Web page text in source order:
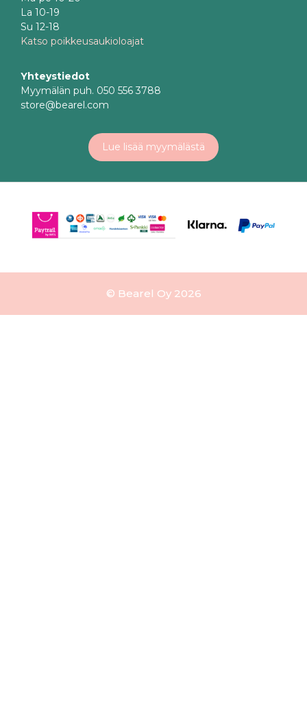
La 10-19
Su 12-18
Katso poikkeusaukioloajat
Yhteystiedot
Myymälän puh. 050 556 3788
store@bearel.com
Lue lisää myymälästä
© Bearel Oy 2026